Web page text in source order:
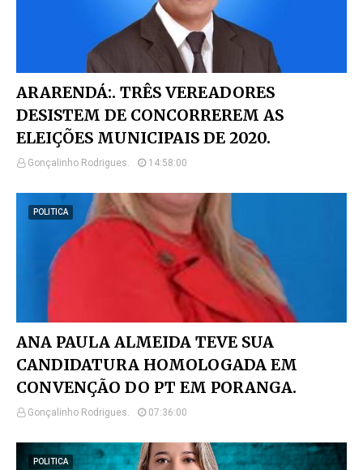
ARARENDÁ:. TRÊS VEREADORES
DESISTEM DE CONCORREREM AS
ELEIÇÕES MUNICIPAIS DE 2020.
Gonçalinho Rodrigues. 14:58:00
POLITICA
ANA PAULA ALMEIDA TEVE SUA
CANDIDATURA HOMOLOGADA EM
CONVENÇÃO DO PT EM PORANGA.
Gonçalinho Rodrigues. 07:36:00
POLITICA